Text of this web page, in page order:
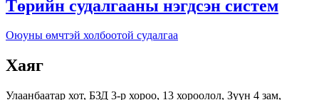
Төрийн судалгааны нэгдсэн систем
Оюуны өмчтэй холбоотой судалгаа
Хаяг
Улаанбаатар хот, БЗД 3-р хороо, 13 хороолол, Зүүн 4 зам,